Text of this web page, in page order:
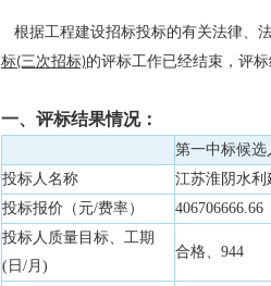
根据工程建设招标投标的有关法律、
标(三次招标)的评标工作已经结束，评
一、评标结果情况：
第一中标候选
投标人名称
江苏淮阴水
投标报价（元/费率）
406706666.66
投标人质量目标、工期
(日/月)
合格、944